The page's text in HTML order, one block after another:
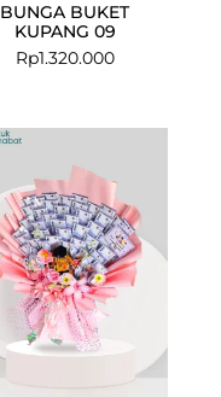
BUNGA BUKET
KUPANG 09
Rp1.320.000